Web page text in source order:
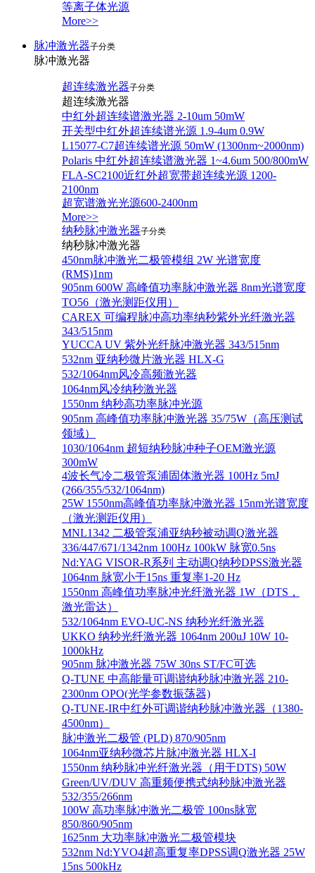
等离子体光源
More>>
脉冲激光器子分类
脉冲激光器
超连续激光器子分类
超连续激光器
中红外超连续谱激光器 2-10um 50mW
开关型中红外超连续谱光源 1.9-4um 0.9W
L15077-C7超连续谱光源 50mW (1300nm~2000nm)
Polaris 中红外超连续谱激光器 1~4.6um 500/800mW
FLA-SC2100近红外超宽带超连续光源 1200-
2100nm
超宽谱激光光源600-2400nm
More>>
纳秒脉冲激光器子分类
纳秒脉冲激光器
450nm脉冲激光二极管模组 2W 光谱宽度
(RMS)1nm
905nm 600W 高峰值功率脉冲激光器 8nm光谱宽度
TO56（激光测距仪用）
CAREX 可编程脉冲高功率纳秒紫外光纤激光器
343/515nm
YUCCA UV 紫外光纤脉冲激光器 343/515nm
532nm 亚纳秒微片激光器 HLX-G
532/1064nm风冷高频激光器
1064nm风冷纳秒激光器
1550nm 纳秒高功率脉冲光源
905nm 高峰值功率脉冲激光器 35/75W（高压测试
领域）
1030/1064nm 超短纳秒脉冲种子OEM激光源
300mW
4波长气冷二极管泵浦固体激光器 100Hz 5mJ
(266/355/532/1064nm)
25W 1550nm高峰值功率脉冲激光器 15nm光谱宽度
（激光测距仪用）
MNL1342 二极管泵浦亚纳秒被动调Q激光器
336/447/671/1342nm 100Hz 100kW 脉宽0.5ns
Nd:YAG VISOR-R系列 主动调Q纳秒DPSS激光器
1064nm 脉宽小于15ns 重复率1-20 Hz
1550nm 高峰值功率脉冲光纤激光器 1W（DTS，
激光雷达）
532/1064nm EVO-UC-NS 纳秒光纤激光器
UKKO 纳秒光纤激光器 1064nm 200uJ 10W 10-
1000kHz
905nm 脉冲激光器 75W 30ns ST/FC可选
Q-TUNE 中高能量可调谐纳秒脉冲激光器 210-
2300nm OPO(光学参数振荡器)
Q-TUNE-IR中红外可调谐纳秒脉冲激光器（1380-
4500nm）
脉冲激光二极管 (PLD) 870/905nm
1064nm亚纳秒微芯片脉冲激光器 HLX-I
1550nm 纳秒脉冲光纤激光器（用于DTS) 50W
Green/UV/DUV 高重频便携式纳秒脉冲激光器
532/355/266nm
100W 高功率脉冲激光二极管 100ns脉宽
850/860/905nm
1625nm 大功率脉冲激光二极管模块
532nm Nd:YVO4超高重复率DPSS调Q激光器 25W
15ns 500kHz